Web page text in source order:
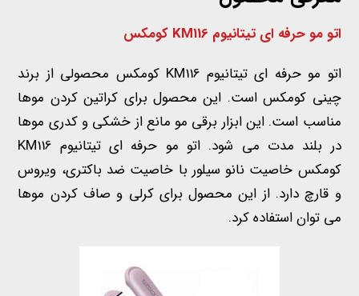
اتو مو حرفه ای تیتانیوم KM116 کومکس
اتو مو حرفه ای تیتانیوم KM116 کومکس محصولی از برند
چینی کومکس است. این محصول برای کراتین کردن موها
مناسب است. این ابزار برقی مو مانع از خشکی و کدری موها
در بلند مدت می شود. اتو مو حرفه ای تیتانیوم KM116
کومکس خاصیت نانو سیلور با خاصیت ضد باکتری، ویروس
و قارچ دارد. از این محصول برای کرلی و صاف کردن موها
می توان استفاده کرد.